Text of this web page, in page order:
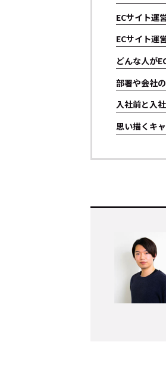
記事一覧
ECサイト運
ECサイト運
どんな人が
部署や会社
入社前と入
思い描くキ